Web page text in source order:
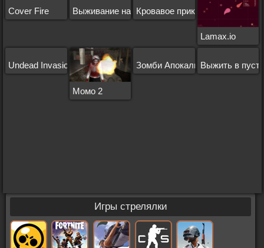
Cover Fire Выживание на двоихКровавое приключение
Lamax.io
Undead Invasion
Момо 2
Зомби Апокалипсис:Выжить в
Игры стрелялки